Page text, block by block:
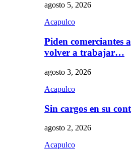
agosto 5, 2026
Acapulco
Piden comerciantes
volver a trabajar…
agosto 3, 2026
Acapulco
Sin cargos en su
agosto 2, 2026
Acapulco